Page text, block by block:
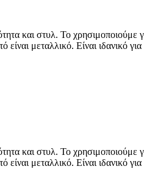
και στυλ. Το
μεταλλικό. Είναι ιδανικό
και στυλ. Το
μεταλλικό. Είναι ιδανικό